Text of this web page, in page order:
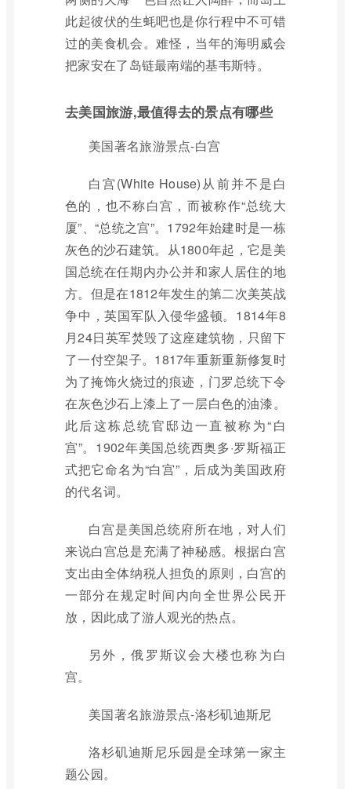
此起彼伏的生蚝吧也是你行程中不可错
过的美食机会。难怪，当年的海明威会
把家安在了岛链最南端的基韦斯特。
去美国旅游,最值得去的景点有哪些
美国著名旅游景点-白宫
白宫(White House)从前并不是白
色的，也不称白宫，而被称作“总统大
厦”、“总统之宫”。1792年始建时是一栋
灰色的沙石建筑。从1800年起，它是美
国总统在任期内办公并和家人居住的地
方。但是在1812年发生的第二次美英战
争中，英国军队入侵华盛顿。1814年8
月24日英军焚毁了这座建筑物，只留下
了一付空架子。1817年重新重新修复时
为了掩饰火烧过的痕迹，门罗总统下令
在灰色沙石上漆上了一层白色的油漆。
此后这栋总统官邸边一直被称为“白
宫”。1902年美国总统西奥多·罗斯福正
式把它命名为“白宫”，后成为美国政府
的代名词。
白宫是美国总统府所在地，对人们
来说白宫总是充满了神秘感。根据白宫
支出由全体纳税人担负的原则，白宫的
一部分在规定时间内向全世界公民开
放，因此成了游人观光的热点。
另外，俄罗斯议会大楼也称为白
宫。
美国著名旅游景点-洛杉矶迪斯尼
洛杉矶迪斯尼乐园是全球第一家主
题公园。